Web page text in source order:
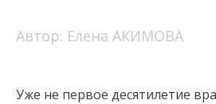
Автор: Елена АКИМОВА
Уже не первое десятилетие